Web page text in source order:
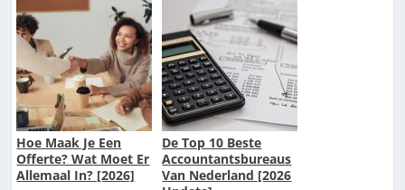
Hoe Maak Je Een
Offerte? Wat Moet Er
Allemaal In? [2026]
De Top 10 Beste
Accountantsbureaus
Van Nederland [2026